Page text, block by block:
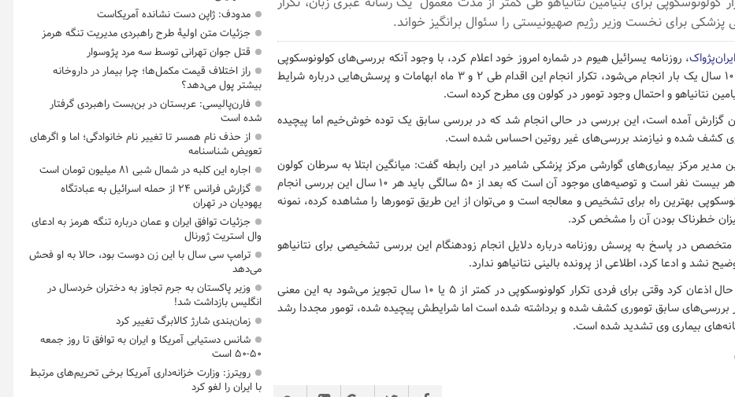
پزشکی برای نخست وزیر رژیم صهیونیستی را سئوال برانگیز خواند.
ایران‌پژواک، روزنامه یسرائیل هیوم در شماره امروز خود اعلام کرد، با وجود آنکه بررسی‌های کولونوسکوپی
معمولا هر ۱۰ سال یک بار انجام می‌شود، تکرار انجام این اقدام طی ۲ و ۳ ماه ابهامات و پرسش‌هایی درباره شرایط
نتانیاهو و احتمال وجود تومور در کولون وی مطرح کرده است.
گزارش آمده است، این بررسی در حالی انجام شد که در بررسی سابق یک توده خوش‌خیم اما پیچیده
کشف شده و نیازمند بررسی‌های غیر روتین احساس شده است.
مدیر مرکز بیماری‌های گوارشی مرکز پزشکی شامیر در این رابطه گفت: میانگین ابتلا به سرطان کولون
یک نفر از هر بیست نفر است و توصیه‌های موجود آن است که بعد از ۵۰ سالگی باید هر ۱۰ سال این بررسی انجام
بهترین راه برای تشخیص و معالجه است و می‌توان از این طریق تومورها را مشاهده کرده، نمونه
خطرناک بودن آن را مشخص کرد.
در پاسخ به پرسش روزنامه درباره دلایل انجام زودهنگام این بررسی تشخیصی برای نتانیاهو
نشد و ادعا کرد، اطلاعی از پرونده بالینی نتانیاهو ندارد.
او در عین حال اذعان کرد وقتی برای فردی تکرار کولونوسکوپی در کمتر از ۵ یا ۱۰ سال تجویز می‌شود به این معنی
سابق توموری کشف شده و برداشته شده است اما شرایطش پیچیده شده، تومور مجددا رشد
بیماری وی تشدید شده است.
مدودف: ژاپن دست نشانده آمریکاست
جزئیات متن اولیۀ طرح راهبردی مدیریت تنگه هرمز
قتل جوان تهرانی توسط سه مرد پژوسوار
راز اختلاف قیمت مکمل‌ها؛ چرا بیمار در داروخانه
بیشتر پول می‌دهد؟
فارن‌پالیسی: عربستان در بن‌بست راهبردی گرفتار
شده است
از حذف نام همسر تا تغییر نام خانوادگی؛ اما و اگرهای
تعویض شناسنامه
اجاره این کلبه در شمال شبی ۸۱ میلیون تومان است
گزارش فرانس ۲۴ از حمله اسرائیل به عبادتگاه
یهودیان در تهران
جزئیات توافق ایران و عمان درباره تنگه هرمز به ادعای
وال استریت ژورنال
ترامپ سی سال با این زن دوست بود، حالا به او فحش
می‌دهد
وزیر پاکستان به جرم تجاوز به دختران خردسال در
انگلیس بازداشت شد!
زمان‌بندی شارژ کالابرگ تغییر کرد
شانس دستیابی آمریکا و ایران به توافق تا روز جمعه
۵۰-۵۰ است
رویترز: وزارت خزانه‌داری آمریکا برخی تحریم‌های مرتبط
با ایران را لغو کرد